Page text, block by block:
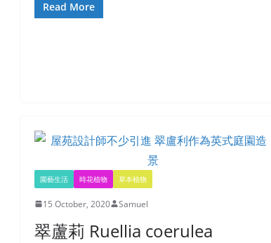
Read More
園藝生活 時花植物 草本植物
15 October, 2020 Samuel
翠蘆莉 Ruellia coerulea